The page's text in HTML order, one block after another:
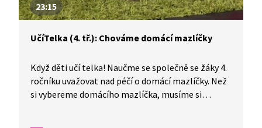
23:15
UčíTelka (4. tř.): Chováme domácí mazlíčky
Když děti učí telka! Naučme se společně se žáky 4.
ročníku uvažovat nad péčí o domácí mazlíčky. Než
si vybereme domácího mazlíčka, musíme si